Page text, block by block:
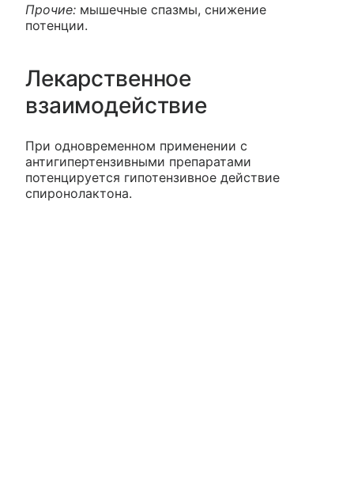
Прочие: мышечные спазмы, снижение
потенции.
Лекарственное
взаимодействие
При одновременном применении с
антигипертензивными препаратами
потенцируется гипотензивное действие
спиронолактона.